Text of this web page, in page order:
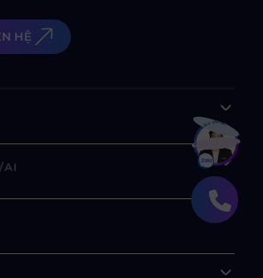
HỆ
AI
Bạn muốn hiểu thêm?Xem chi tiết